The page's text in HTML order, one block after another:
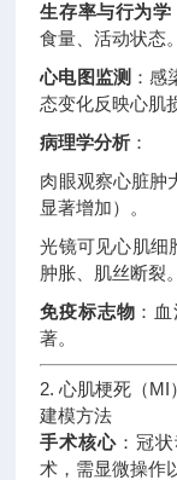
生存率与行为学
食量、活动状态。
心电图监测 ：
态变化反映心肌
病理学分析 ：
肉眼观察心脏肿
显著增加） 。
光镜可见心肌细
肿胀、肌丝断裂。
免疫标志物 ：
著。
2. 心肌梗死（MI
建模方法
手术核心 ：冠
术，需显微操作